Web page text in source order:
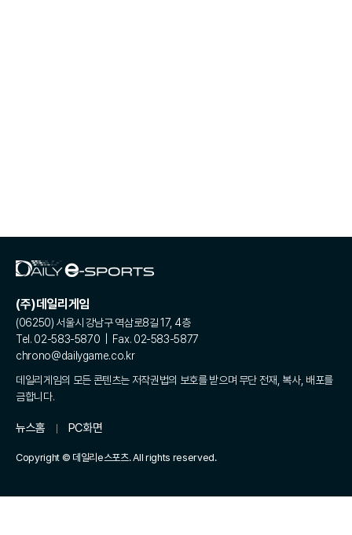
(주)데일리게임
(06250) 서울시 강남구 역삼로8길 17, 4층
Tel. 02-583-5870 | Fax. 02-583-5877
chrono@dailygame.co.kr
데일리게임의 모든 콘텐츠는 저작권법의 보호를 받으며 무단 전재, 복사, 배포를
금합니다.
뉴스홈 PC화면
Copyright © 데일리e스포츠. All rights reserved.